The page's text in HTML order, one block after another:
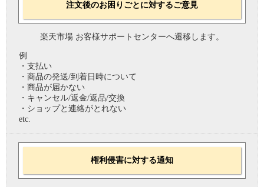
注文後のお困りごとに対するご意見
楽天市場 お客様サポートセンターへ遷移します。
例
・支払い
・商品の発送/到着日時について
・商品が届かない
・キャンセル/返金/返品/交換
・ショップと連絡がとれない
etc.
権利侵害に対する通知